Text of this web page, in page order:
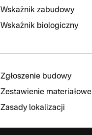
Wskaźnik zabudowy
Wskaźnik biologiczny
Zgłoszenie budowy
Zestawienie materiałowe
Zasady lokalizacji